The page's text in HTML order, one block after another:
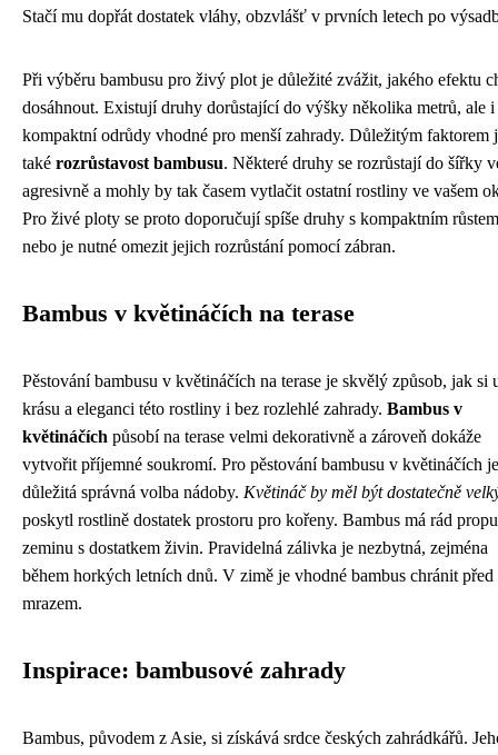
Stačí mu dopřát dostatek vláhy, obzvlášť v prvních letech po
Při výběru bambusu pro živý plot je důležité zvážit, jakého efektu
dosáhnout. Existují druhy dorůstající do výšky několika metrů, ale
kompaktní odrůdy vhodné pro menší zahrady. Důležitým faktorem
také rozrůstavost bambusu. Některé druhy se rozrůstají do šířky
agresivně a mohly by tak časem vytlačit ostatní rostliny ve vašem
Pro živé ploty se proto doporučují spíše druhy s kompaktním růstem
nebo je nutné omezit jejich rozrůstání pomocí zábran.
Bambus v květináčích na terase
Pěstování bambusu v květináčích na terase je skvělý způsob, jak si
krásu a eleganci této rostliny i bez rozlehlé zahrady. Bambus v
květináčích působí na terase velmi dekorativně a zároveň dokáže
vytvořit příjemné soukromí. Pro pěstování bambusu v květináčích je
důležitá správná volba nádoby. Květináč by měl být dostatečně
poskytl rostlině dostatek prostoru pro kořeny. Bambus má rád
zeminu s dostatkem živin. Pravidelná zálivka je nezbytná, zejména
během horkých letních dnů. V zimě je vhodné bambus chránit před
mrazem.
Inspirace: bambusové zahrady
Bambus, původem z Asie, si získává srdce českých zahrádkářů.